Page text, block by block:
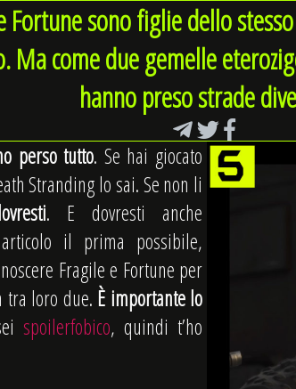
Fortune sono figlie dello
Ma come due gemelle
hanno preso strade
perso tutto. Se hai giocato
Stranding lo sai. Se non li
. E dovresti anche
il prima possibile,
Fragile e Fortune per
tra loro due. È importante lo
spoilerfobico, quindi t’ho